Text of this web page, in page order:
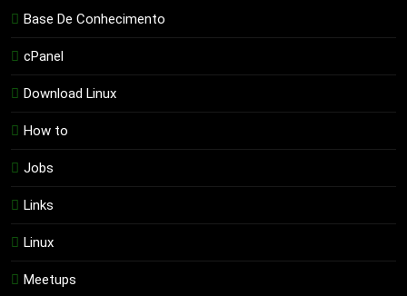
Base De Conhecimento
cPanel
Download Linux
How to
Jobs
Links
Linux
Meetups